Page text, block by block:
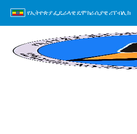
የኢትዮጵያ ፌዴራላዊ ዴሞክራሲያዊ ሪፐብሊክ